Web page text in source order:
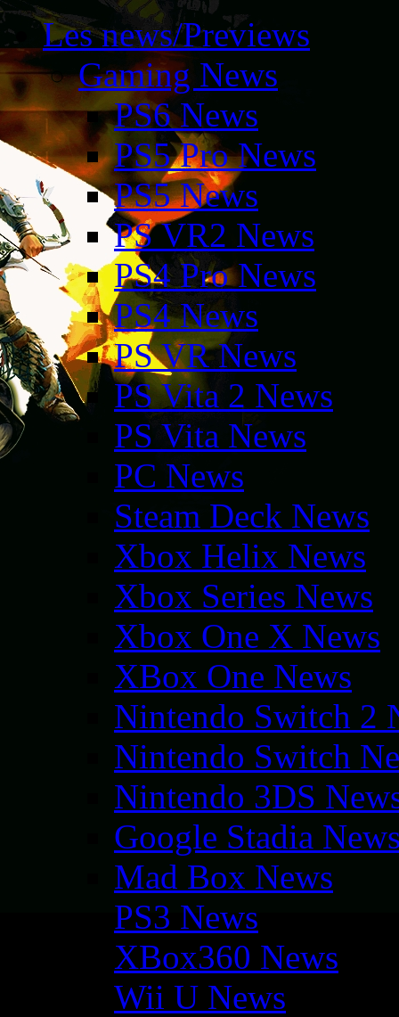
Les news/Previews
Gaming News
PS6 News
PS5 Pro News
PS5 News
PS VR2 News
PS4 Pro News
PS4 News
PS VR News
PS Vita 2 News
PS Vita News
PC News
Steam Deck News
Xbox Helix News
Xbox Series News
Xbox One X News
XBox One News
Nintendo Switch 2
Nintendo Switch
Nintendo 3DS
Google Stadia
Mad Box News
PS3 News
XBox360 News
Wii U News